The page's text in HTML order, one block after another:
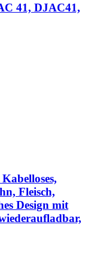
41, DJAC41,
Fleisch,
Design mit